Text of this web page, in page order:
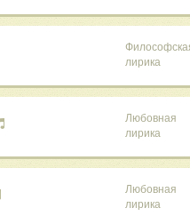
лирика
Любовная
лирика
Любовная
лирика